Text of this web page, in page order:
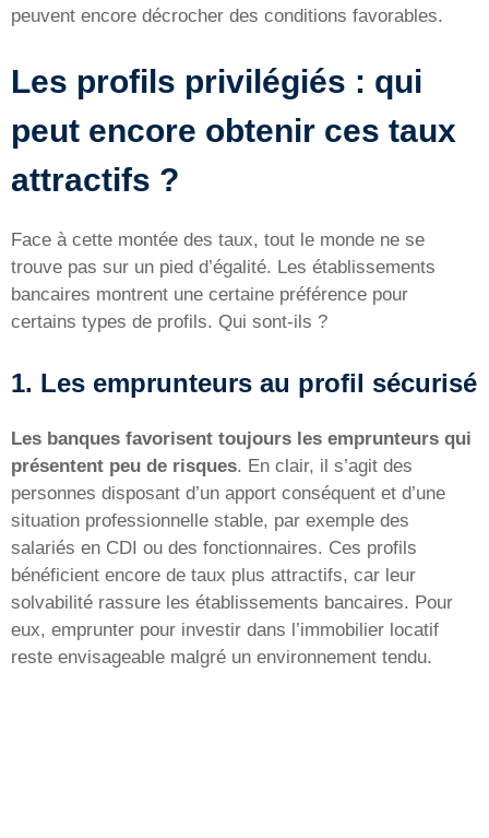
peuvent encore décrocher des conditions favorables.
Les profils privilégiés : qui
peut encore obtenir ces taux
attractifs ?
Face à cette montée des taux, tout le monde ne se
trouve pas sur un pied d’égalité. Les établissements
bancaires montrent une certaine préférence pour
certains types de profils. Qui sont-ils ?
1. Les emprunteurs au profil sécurisé
Les banques favorisent toujours les emprunteurs qui
présentent peu de risques. En clair, il s’agit des
personnes disposant d’un apport conséquent et d’une
situation professionnelle stable, par exemple des
salariés en CDI ou des fonctionnaires. Ces profils
bénéficient encore de taux plus attractifs, car leur
solvabilité rassure les établissements bancaires. Pour
eux, emprunter pour investir dans l’immobilier locatif
reste envisageable malgré un environnement tendu.